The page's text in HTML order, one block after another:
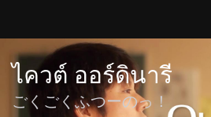
ไควต์ ออร์ดินารี
ごくごくふつーのっ！